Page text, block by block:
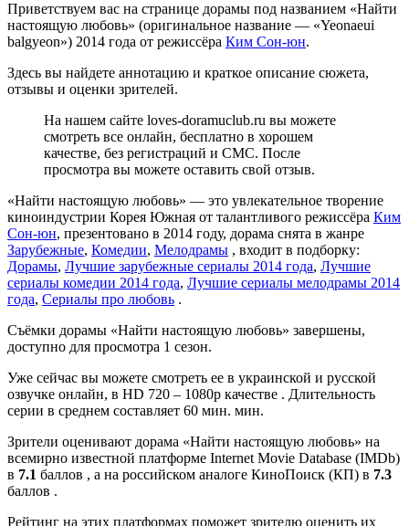
Приветствуем вас на странице дорамы под названием «Найти
настоящую любовь» (оригинальное название — «Yeonaeui
balgyeon») 2014 года от режиссёра Ким Сон-юн.
Здесь вы найдете аннотацию и краткое описание сюжета,
отзывы и оценки зрителей.
На нашем сайте loves-doramuclub.ru вы можете
смотреть все онлайн, бесплатно в хорошем
качестве, без регистраций и СМС. После
просмотра вы можете оставить свой отзыв.
«Найти настоящую любовь» — это увлекательное творение
киноиндустрии Корея Южная от талантливого режиссёра Ким
Сон-юн, презентовано в 2014 году, дорама снята в жанре
Зарубежные, Комедии, Мелодрамы , входит в подборку:
Дорамы, Лучшие зарубежные сериалы 2014 года, Лучшие
сериалы комедии 2014 года, Лучшие сериалы мелодрамы 2014
года, Сериалы про любовь .
Съёмки дорамы «Найти настоящую любовь» завершены,
доступно для просмотра 1 сезон.
Уже сейчас вы можете смотреть ее в украинской и русской
озвучке онлайн, в HD 720 – 1080p качестве . Длительность
серии в среднем составляет 60 мин. мин.
Зрители оценивают дорама «Найти настоящую любовь» на
всемирно известной платформе Internet Movie Database (IMDb)
в 7.1 баллов , а на российском аналоге КиноПоиск (КП) в 7.3
баллов .
Рейтинг на этих платформах поможет зрителю оценить их